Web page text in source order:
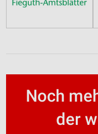
Noch
der